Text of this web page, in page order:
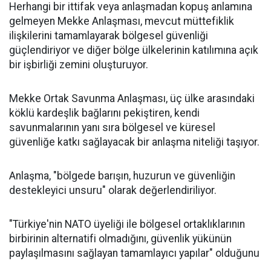
Herhangi bir ittifak veya anlaşmadan kopuş anlamına
gelmeyen Mekke Anlaşması, mevcut müttefiklik
ilişkilerini tamamlayarak bölgesel güvenliği
güçlendiriyor ve diğer bölge ülkelerinin katılımına açık
bir işbirliği zemini oluşturuyor.
Mekke Ortak Savunma Anlaşması, üç ülke arasındaki
köklü kardeşlik bağlarını pekiştiren, kendi
savunmalarının yanı sıra bölgesel ve küresel
güvenliğe katkı sağlayacak bir anlaşma niteliği taşıyor.
Anlaşma, "bölgede barışın, huzurun ve güvenliğin
destekleyici unsuru" olarak değerlendiriliyor.
"Türkiye'nin NATO üyeliği ile bölgesel ortaklıklarının
birbirinin alternatifi olmadığını, güvenlik yükünün
paylaşılmasını sağlayan tamamlayıcı yapılar" olduğunu